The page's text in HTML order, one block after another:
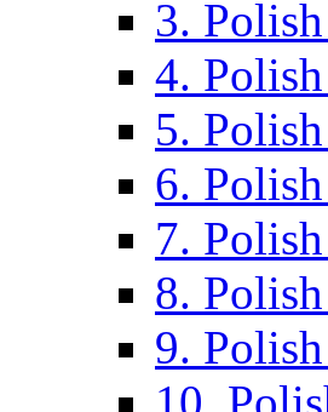
3.
4.
5.
6.
7.
8.
9.
10.